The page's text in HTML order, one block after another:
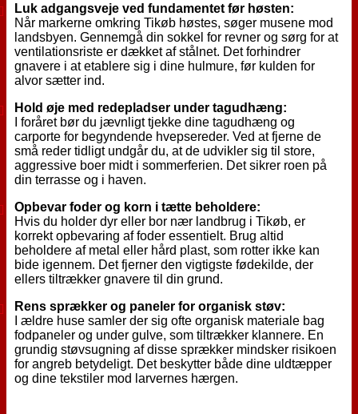
Luk adgangsveje ved fundamentet før høsten:
Når markerne omkring Tikøb høstes, søger musene mod
landsbyen. Gennemgå din sokkel for revner og sørg for at
ventilationsriste er dækket af stålnet. Det forhindrer
gnavere i at etablere sig i dine hulmure, før kulden for
alvor sætter ind.
Hold øje med redepladser under tagudhæng:
I foråret bør du jævnligt tjekke dine tagudhæng og
carporte for begyndende hvepsereder. Ved at fjerne de
små reder tidligt undgår du, at de udvikler sig til store,
aggressive boer midt i sommerferien. Det sikrer roen på
din terrasse og i haven.
Opbevar foder og korn i tætte beholdere:
Hvis du holder dyr eller bor nær landbrug i Tikøb, er
korrekt opbevaring af foder essentielt. Brug altid
beholdere af metal eller hård plast, som rotter ikke kan
bide igennem. Det fjerner den vigtigste fødekilde, der
ellers tiltrækker gnavere til din grund.
Rens sprækker og paneler for organisk støv:
I ældre huse samler der sig ofte organisk materiale bag
fodpaneler og under gulve, som tiltrækker klannere. En
grundig støvsugning af disse sprækker mindsker risikoen
for angreb betydeligt. Det beskytter både dine uldtæpper
og dine tekstiler mod larvernes hærgen.